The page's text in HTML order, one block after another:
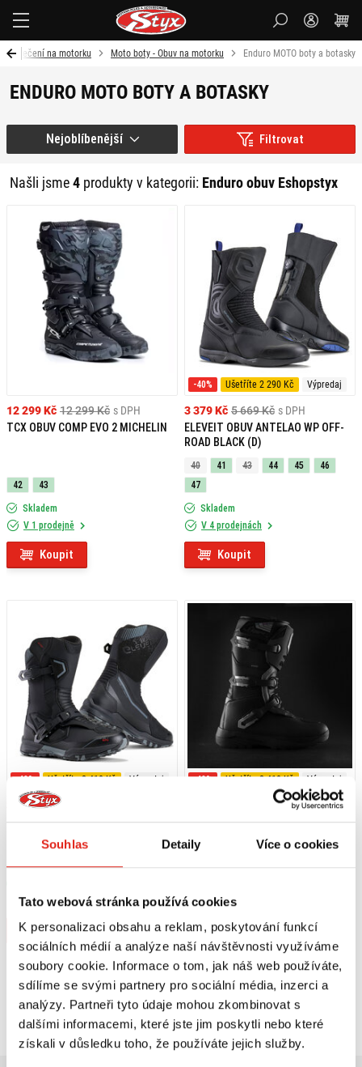
Souhlas Detaily Více o cookies
Tato webová stránka používá cookies
K personalizaci obsahu a reklam, poskytování funkcí
sociálních médií a analýze naší návštěvnosti využíváme
soubory cookie. Informace o tom, jak náš web používáte,
sdílíme se svými partnery pro sociální média, inzerci a
analýzy. Partneři tyto údaje mohou zkombinovat s
dalšími informacemi, které jste jim poskytli nebo které
získali v důsledku toho, že používáte jejich služby.
Oblečení na motorku Moto boty - Obuv na motorku Enduro MOTO boty a botasky
ENDURO MOTO BOTY A BOTASKY
Filtrovat
Našli jsme4 produkty v kategorii: Enduro obuv Eshopstyx
Nejoblíbenější
12 299 Kč
12 299 Kč
s DPH
TCX OBUV COMP EVO 2 MICHELIN
42 43
Skladem
V 1 prodejně
Koupit
-40% Ušetříte 2 290 Kč Výpredaj
5 669 Kč
3 379 Kč
s DPH
ELEVEIT OBUV ANTELAO WP OFF-
ROAD BLACK (D)
40 41 43 44 45
46
47
Skladem
V 4 prodejnách
Koupit
-40% Ušetříte 2 410 Kč Výpredaj
6 029 Kč
3 619 Kč
ELEVEIT OBUV TONALE WP OFF-
ROAD BLACK (D)
V 1 prodejně
Koupit
-40% Ušetříte 2 410 Kč Výpredaj
s DPH
ELEVEIT OBUV T SPIRIT EVO WP
BLACK (D)
V 1 prodejně
Koupit
Prohlédli jste si z produktů